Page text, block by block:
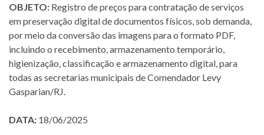
OBJETO: Registro de preços para contratação de serviços
em preservação digital de documentos físicos, sob demanda,
por meio da conversão das imagens para o formato PDF,
incluindo o recebimento, armazenamento temporário,
higienização, classificação e armazenamento digital, para
todas as secretarias municipais de Comendador Levy
Gasparian/RJ.
DATA: 18/06/2025